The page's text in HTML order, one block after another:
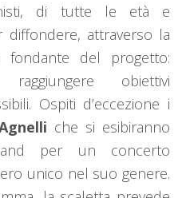
di tutte le età e
diffondere, attraverso la
fondante del progetto:
obiettivi
Ospiti d’eccezione i
che si esibiranno
per un concerto
unico nel suo genere.